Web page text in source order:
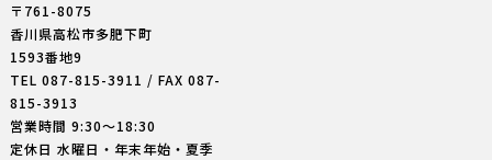
〒761-8075
香川県高松市多肥下町
1593番地9
TEL 087-815-3911 / FAX 087-
815-3913
営業時間 9:30〜18:30
定休日 水曜日・年末年始・夏季